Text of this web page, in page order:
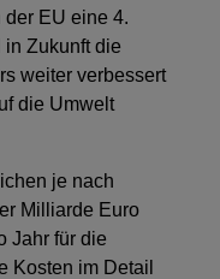
EU eine 4.
in Zukunft die
weiter verbessert
die Umwelt
je nach
Milliarde Euro
Jahr für die
Kosten im Detail